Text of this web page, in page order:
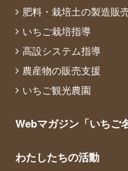
肥料・栽培土の製造販
いちご栽培指導
高設システム指導
農産物の販売支援
いちご観光農園
Webマガジン「いちご
わたしたちの活動